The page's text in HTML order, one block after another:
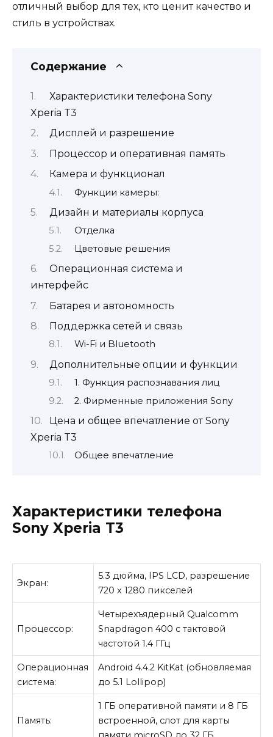
отличный выбор для тех, кто ценит качество и
стиль в устройствах.
Содержание
Характеристики телефона Sony
Xperia T3
Дисплей и разрешение
Процессор и оперативная память
Камера и функционал
Функции камеры:
Дизайн и материалы корпуса
Отделка
Цветовые решения
Операционная система и
интерфейс
Батарея и автономность
Поддержка сетей и связь
Wi-Fi и Bluetooth
Дополнительные опции и функции
1. Функция распознавания лиц
2. Фирменные приложения Sony
Цена и общее впечатление от Sony
Xperia T3
Общее впечатление
Характеристики телефона
Sony Xperia T3
Экран:
5.3 дюйма, IPS LCD, разрешение
720 x 1280 пикселей
Процессор:
Четырехъядерный Qualcomm
Snapdragon 400 с тактовой
частотой 1.4 ГГц
Операционная
система:
Android 4.4.2 KitKat (обновляемая
до 5.1 Lollipop)
Память:
1 ГБ оперативной памяти и 8 ГБ
встроенной, слот для карты